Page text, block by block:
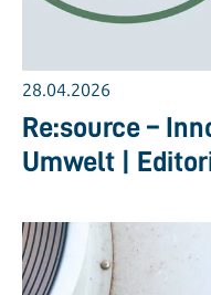
28.04.2026
Re:source –
Umwelt |